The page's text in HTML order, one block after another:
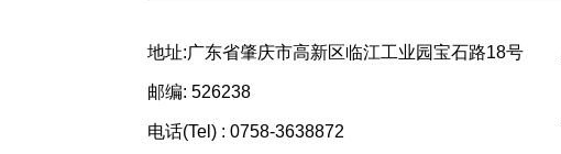
地址:广东省肇庆市高新区临江工业园宝石路18号
邮编: 526238
电话(Tel) : 0758-3638872